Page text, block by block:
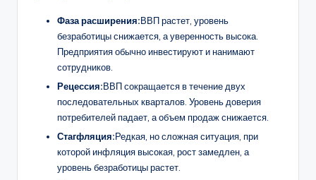
Фаза расширения:ВВП растет, уровень
безработицы снижается, а уверенность высока.
Предприятия обычно инвестируют и нанимают
сотрудников.
Рецессия:ВВП сокращается в течение двух
последовательных кварталов. Уровень доверия
потребителей падает, а объем продаж снижается.
Стагфляция:Редкая, но сложная ситуация, при
которой инфляция высокая, рост замедлен, а
уровень безработицы растет.